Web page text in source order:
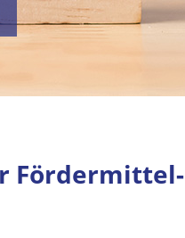
Fördermittel-